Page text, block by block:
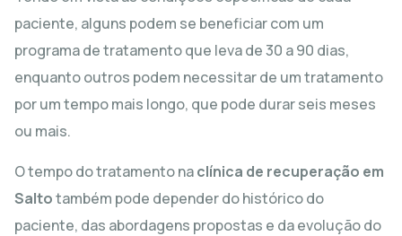
paciente, alguns podem se beneficiar com um
programa de tratamento que leva de 30 a 90 dias,
enquanto outros podem necessitar de um tratamento
por um tempo mais longo, que pode durar seis meses
ou mais.
O tempo do tratamento naclínica de recuperação em
Saltotambém pode depender do histórico do
paciente, das abordagens propostas e da evolução do